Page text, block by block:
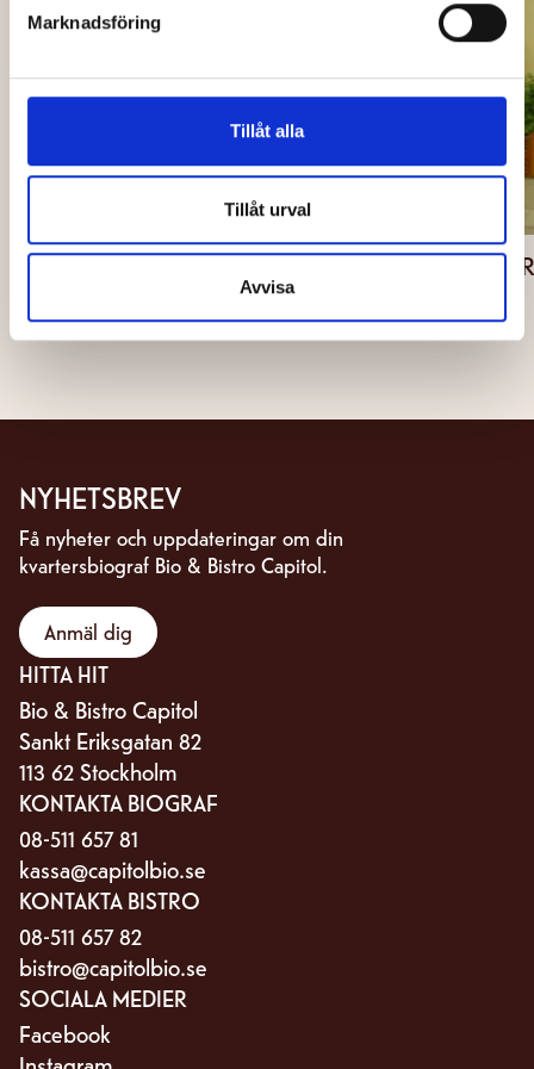
Marknadsföring
Tillåt alla
Tillåt urval
Avvisa
ARCO - PREMIÄR 14 AUG
NYHETSBREV
Få nyheter och uppdateringar om din
kvartersbiograf Bio & Bistro Capitol.
Anmäl dig
HITTA HIT
Bio & Bistro Capitol
Sankt Eriksgatan 82
113 62 Stockholm
KONTAKTA BIOGRAF
08-511 657 81
kassa@capitolbio.se
KONTAKTA BISTRO
08-511 657 82
bistro@capitolbio.se
SOCIALA MEDIER
Facebook